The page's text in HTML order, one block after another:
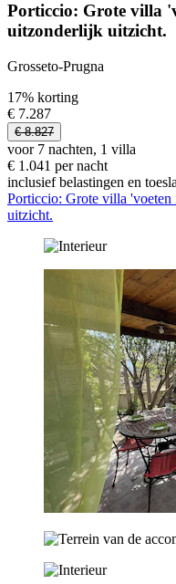
Porticcio: Grote villa
uitzonderlijk uitzicht.
Grosseto-Prugna
17% korting
€ 7.287
€ 8.827
voor 7 nachten, 1 villa
€ 1.041 per nacht
inclusief belastingen en
Porticcio: Grote villa
uitzicht.